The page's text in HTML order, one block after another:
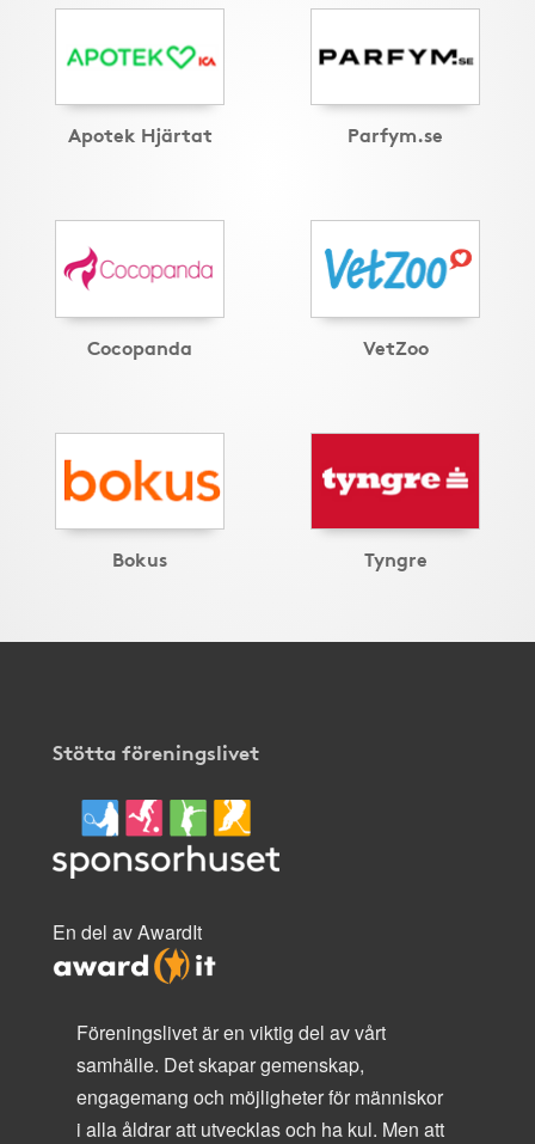
Apotek Hjärtat Parfym.se
Cocopanda VetZoo
Bokus Tyngre
Stötta föreningslivet
En del av AwardIt
Föreningslivet är en viktig del av vårt
samhälle. Det skapar gemenskap,
engagemang och möjligheter för människor
i alla åldrar att utvecklas och ha kul. Men att